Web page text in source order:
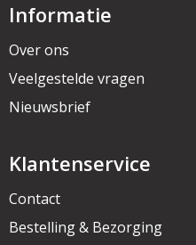
Informatie
Over ons
Veelgestelde vragen
Nieuwsbrief
Klantenservice
Contact
Bestelling & Bezorging